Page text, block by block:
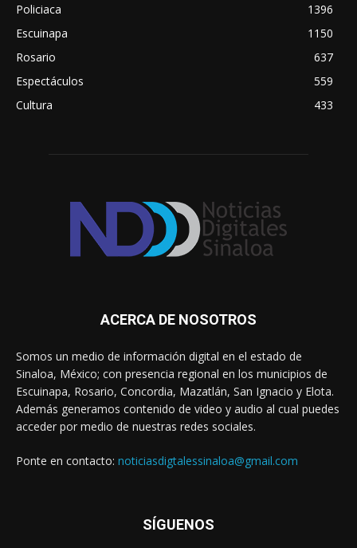
Policiaca
1396
Escuinapa
1150
Rosario
637
Espectáculos
559
Cultura
433
ACERCA DE NOSOTROS
Somos un medio de información digital en el estado de
Sinaloa, México; con presencia regional en los municipios de
Escuinapa, Rosario, Concordia, Mazatlán, San Ignacio y Elota.
Además generamos contenido de video y audio al cual puedes
acceder por medio de nuestras redes sociales.
Ponte en contacto: noticiasdigtalessinaloa@gmail.com
SÍGUENOS